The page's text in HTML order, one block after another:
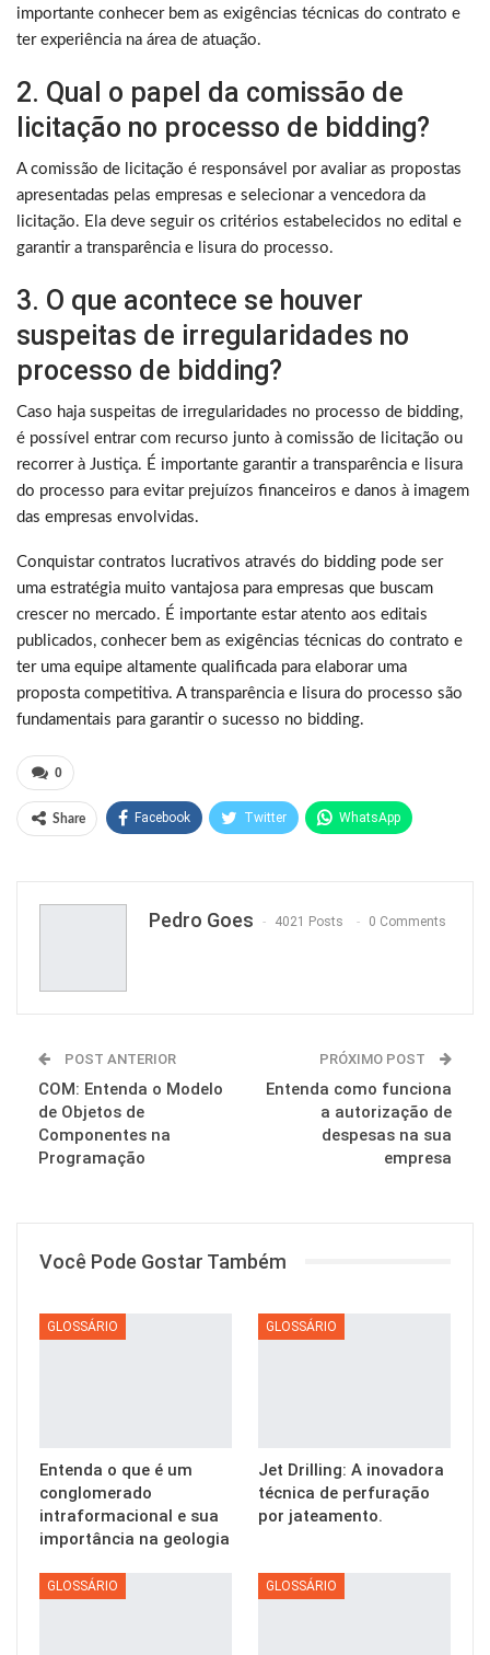
importante conhecer bem as exigências técnicas do contrato e
ter experiência na área de atuação.
2. Qual o papel da comissão de
licitação no processo de bidding?
A comissão de licitação é responsável por avaliar as propostas
apresentadas pelas empresas e selecionar a vencedora da
licitação. Ela deve seguir os critérios estabelecidos no edital e
garantir a transparência e lisura do processo.
3. O que acontece se houver
suspeitas de irregularidades no
processo de bidding?
Caso haja suspeitas de irregularidades no processo de bidding,
é possível entrar com recurso junto à comissão de licitação ou
recorrer à Justiça. É importante garantir a transparência e lisura
do processo para evitar prejuízos financeiros e danos à imagem
das empresas envolvidas.
Conquistar contratos lucrativos através do bidding pode ser
uma estratégia muito vantajosa para empresas que buscam
crescer no mercado. É importante estar atento aos editais
publicados, conhecer bem as exigências técnicas do contrato e
ter uma equipe altamente qualificada para elaborar uma
proposta competitiva. A transparência e lisura do processo são
fundamentais para garantir o sucesso no bidding.
0
Share Facebook Twitter WhatsApp
Pedro Goes 4021 Posts 0 Comments
POST ANTERIOR
COM: Entenda o Modelo
de Objetos de
Componentes na
Programação
PRÓXIMO POST
Entenda como funciona
a autorização de
despesas na sua
empresa
Você Pode Gostar Também
GLOSSÁRIO
Entenda o que é um
conglomerado
intraformacional e sua
importância na geologia
GLOSSÁRIO
Jet Drilling: A inovadora
técnica de perfuração
por jateamento.
GLOSSÁRIO GLOSSÁRIO